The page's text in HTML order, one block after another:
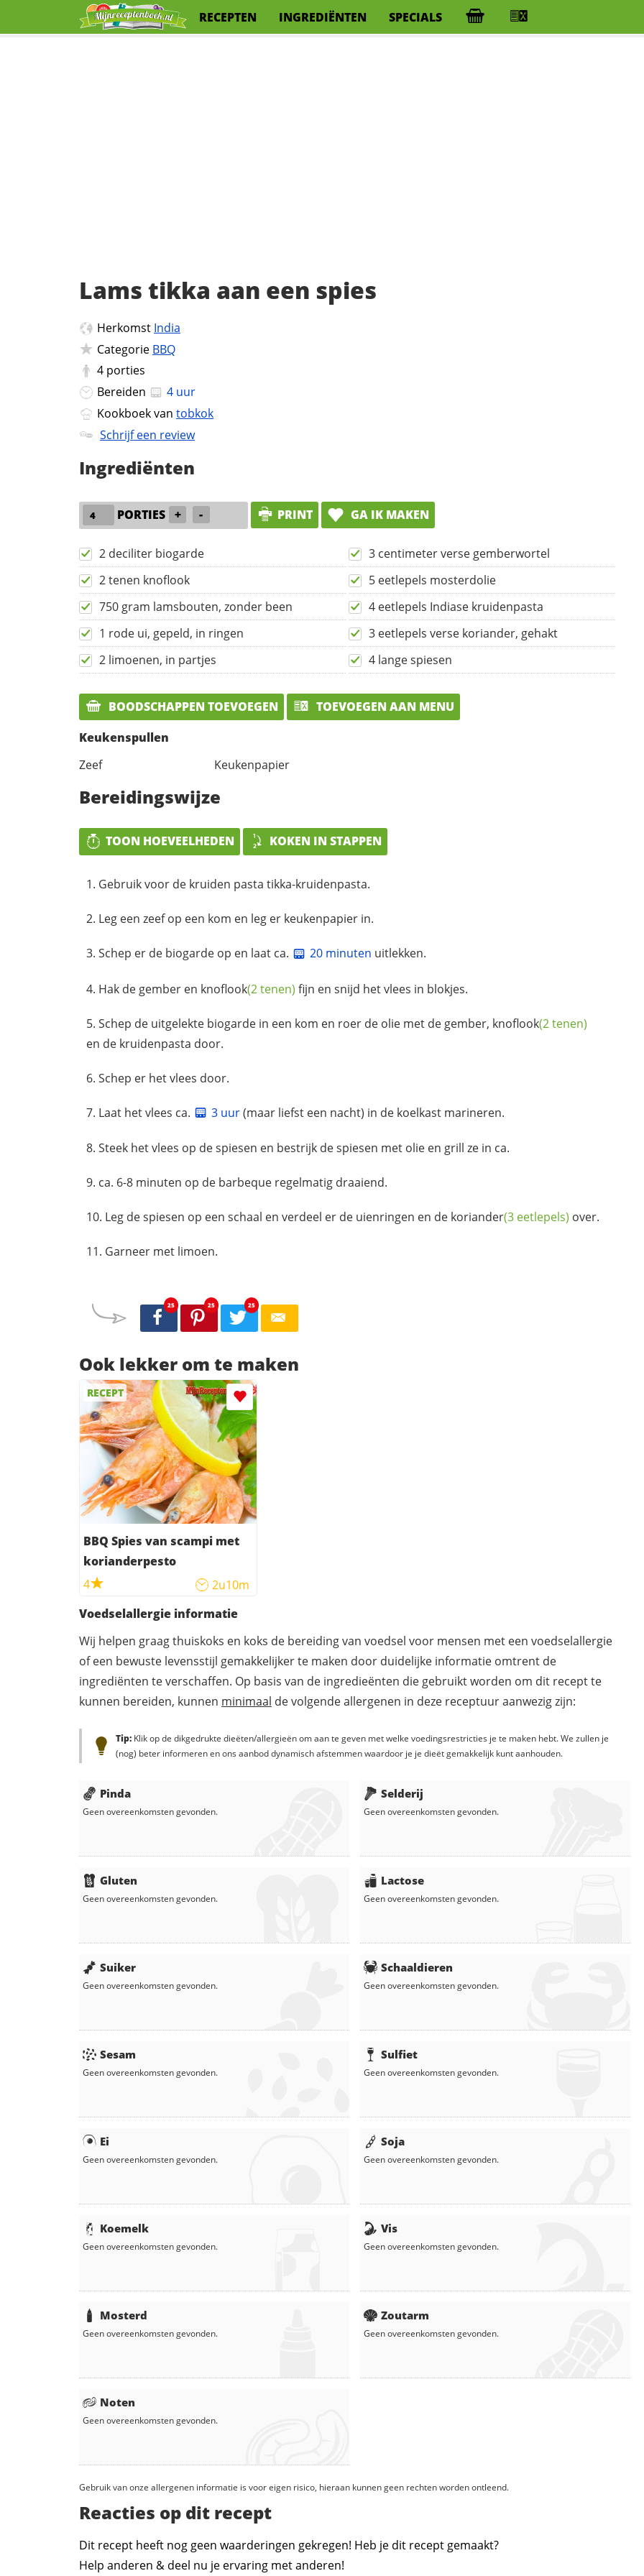
RECEPTEN INGREDIËNTEN SPECIALS
Lams tikka aan een spies
Herkomst India
Categorie BBQ
4 porties
Bereiden
4 uur
Kookboek van tobkok
Schrijf een review
Ingrediënten
PORTIES + - PRINT GA IK MAKEN
2 deciliter biogarde
3 centimeter verse gemberwortel
2 tenen knoflook
5 eetlepels mosterdolie
750 gram lamsbouten, zonder been
4 eetlepels Indiase kruidenpasta
1 rode ui, gepeld, in ringen
3 eetlepels verse koriander, gehakt
2 limoenen, in partjes
4 lange spiesen
BOODSCHAPPEN TOEVOEGEN
TOEVOEGEN AAN MENU
Keukenspullen
Zeef
Keukenpapier
Bereidingswijze
TOON HOEVEELHEDEN KOKEN IN STAPPEN
Gebruik voor de kruiden pasta tikka-kruidenpasta.
Leg een zeef op een kom en leg er keukenpapier in.
Schep er de biogarde op en laat ca. 20 minuten uitlekken.
Hak de gember en knoflook(2 tenen) fijn en snijd het vlees in blokjes.
Schep de uitgelekte biogarde in een kom en roer de olie met de gember, knoflook(2 tenen)
en de kruidenpasta door.
Schep er het vlees door.
Laat het vlees ca. 3 uur(maar liefst een nacht) in de koelkast marineren.
Steek het vlees op de spiesen en bestrijk de spiesen met olie en grill ze in ca.
ca. 6-8 minuten op de barbeque regelmatig draaiend.
Leg de spiesen op een schaal en verdeel er de uienringen en de koriander(3 eetlepels) over.
Garneer met limoen.
25 25 25
Ook lekker om te maken
RECEPT
BBQ Spies van scampi met
korianderpesto
4
2u10m
Voedselallergie informatie
Wij helpen graag thuiskoks en koks de bereiding van voedsel voor mensen met een voedselallergie
of een bewuste levensstijl gemakkelijker te maken door duidelijke informatie omtrent de
ingrediënten te verschaffen. Op basis van de ingredieënten die gebruikt worden om dit recept te
kunnen bereiden, kunnen minimaal de volgende allergenen in deze receptuur aanwezig zijn:
Tip: Klik op de dikgedrukte dieëten/allergieën om aan te geven met welke voedingsrestricties je te maken hebt. We zullen je
(nog) beter informeren en ons aanbod dynamisch afstemmen waardoor je je dieët gemakkelijk kunt aanhouden.
Pinda
Geen overeenkomsten gevonden.
Gluten
Geen overeenkomsten gevonden.
Suiker
Geen overeenkomsten gevonden.
Sesam
Geen overeenkomsten gevonden.
Ei
Geen overeenkomsten gevonden.
Koemelk
Geen overeenkomsten gevonden.
Mosterd
Geen overeenkomsten gevonden.
Noten
Geen overeenkomsten gevonden.
Selderij
Geen overeenkomsten gevonden.
Lactose
Geen overeenkomsten gevonden.
Schaaldieren
Geen overeenkomsten gevonden.
Sulfiet
Geen overeenkomsten gevonden.
Soja
Geen overeenkomsten gevonden.
Vis
Geen overeenkomsten gevonden.
Zoutarm
Geen overeenkomsten gevonden.
Gebruik van onze allergenen informatie is voor eigen risico, hieraan kunnen geen rechten worden ontleend.
Reacties op dit recept
Dit recept heeft nog geen waarderingen gekregen! Heb je dit recept gemaakt?
Help anderen & deel nu je ervaring met anderen!